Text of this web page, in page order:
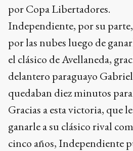
por Copa Libertadores.
Independiente, por su
por las nubes luego de
el clásico de Avellaneda,
delantero paraguayo
quedaban diez minutos
Gracias a esta victoria, que
ganarle a su clásico rival
cinco años, Independiente